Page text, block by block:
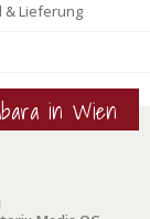
& Lieferung
in Wien